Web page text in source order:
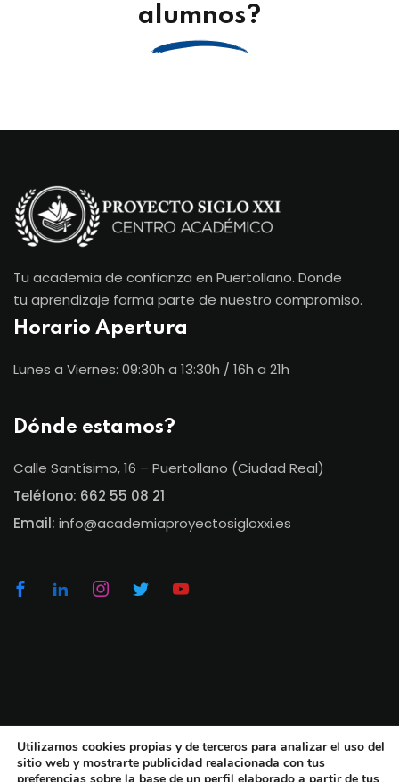
alumnos?
Tu academia de confianza en Puertollano. Donde
tu aprendizaje forma parte de nuestro compromiso.
Horario Apertura
Lunes a Viernes: 09:30h a 13:30h / 16h a 21h
Dónde estamos?
Calle Santísimo, 16 – Puertollano (Ciudad Real)
Teléfono: 662 55 08 21
Email: info@academiaproyectosigloxxi.es
© Academia Proyecto Siglo XXI 2026. Todos los
derechos reservados. | Realizado con
porManu
Utilizamos cookies propias y de terceros para analizar el uso del
sitio web y mostrarte publicidad realacionada con tus